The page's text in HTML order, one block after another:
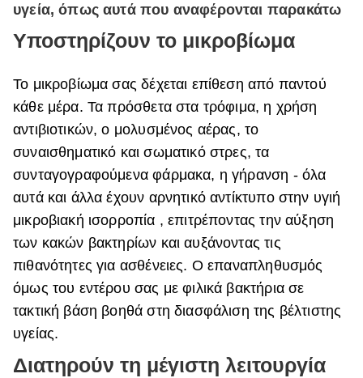
υγεία, όπως αυτά που αναφέρονται παρακάτω
Υποστηρίζουν το μικροβίωμα
Το μικροβίωμα σας δέχεται επίθεση από παντού
κάθε μέρα. Τα πρόσθετα στα τρόφιμα, η χρήση
αντιβιοτικών, ο μολυσμένος αέρας, το
συναισθηματικό και σωματικό στρες, τα
συνταγογραφούμενα φάρμακα, η γήρανση - όλα
αυτά και άλλα έχουν αρνητικό αντίκτυπο στην υγιή
μικροβιακή ισορροπία , επιτρέποντας την αύξηση
των κακών βακτηρίων και αυξάνοντας τις
πιθανότητες για ασθένειες. Ο επαναπληθυσμός
όμως του εντέρου σας με φιλικά βακτήρια σε
τακτική βάση βοηθά στη διασφάλιση της βέλτιστης
υγείας.
Διατηρούν τη μέγιστη λειτουργία